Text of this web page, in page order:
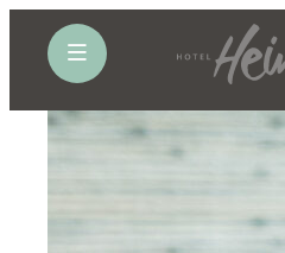
öffne Navigation